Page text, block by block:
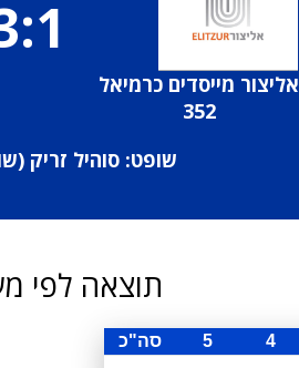
אליצור מייסדים כרמיאל
352
שופט: סוהיל זריק (
תוצאה לפי
4
5 סה"כ